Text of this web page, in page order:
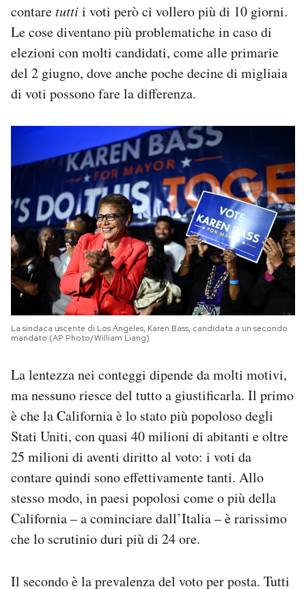
contaretuttii voti però ci vollero più di 10 giorni.
Le cose diventano più problematiche in caso di
elezioni con molti candidati, come alle primarie
del 2 giugno, dove anche poche decine di migliaia
di voti possono fare la differenza.
La sindaca uscente di Los Angeles, Karen Bass, candidata a un secondo
mandato (AP Photo/William Liang)
La lentezza nei conteggi dipende da molti motivi,
ma nessuno riesce del tutto a giustificarla. Il primo
è che la California è lo stato più popoloso degli
Stati Uniti, con quasi 40 milioni di abitanti e oltre
25 milioni di aventi diritto al voto: i voti da
contare quindi sono effettivamente tanti. Allo
stesso modo, in paesi popolosi come o più della
California – a cominciare dall’Italia – è rarissimo
che lo scrutinio duri più di 24 ore.
Il secondo è la prevalenza del voto per posta. Tutti